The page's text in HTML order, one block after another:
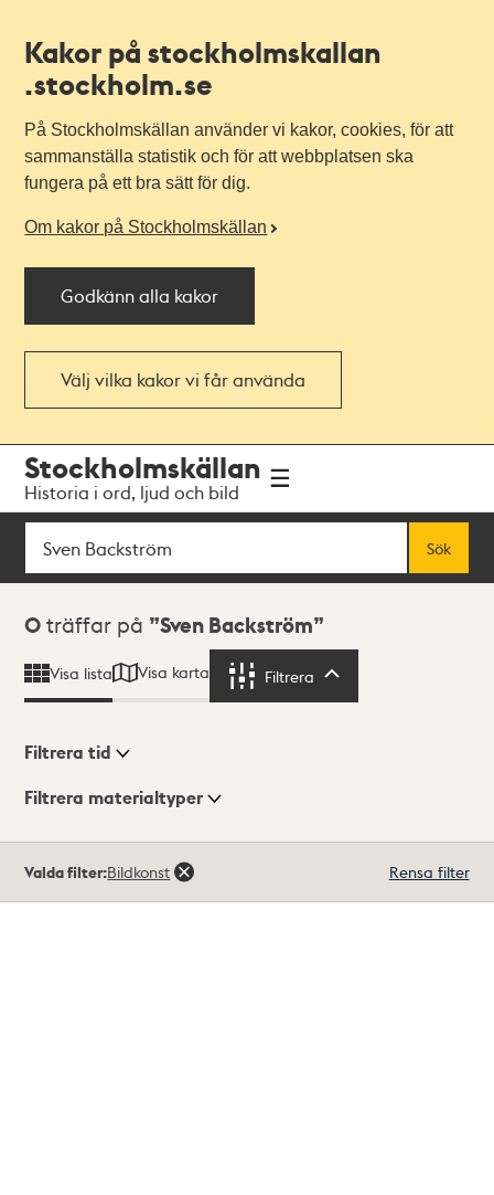
Kakor på stockholmskallan
.stockholm.se
På Stockholmskällan använder vi kakor, cookies, för att
sammanställa statistik och för att webbplatsen ska
fungera på ett bra sätt för dig.
Om kakor på Stockholmskällan
Godkänn alla kakor
Välj vilka kakor vi får använda
navigationen
huvudinnehållet
Stockholmskällan
Historia i ord, ljud och bild
Sök
Sök
Sökresultat
0 träffar på Sven Backström
Visa lista Visa karta Filtrera
Visningsläge
Filtrera tid
Filtrera materialtyper
träffar
Valda filter:Bildkonst Rensa filter